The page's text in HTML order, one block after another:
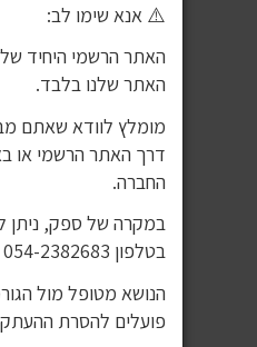
⚠️ אנא שימו לב:
האתר הרשמי היחיד
האתר שלנו בלבד.
מומלץ לוודא שאתם
דרך האתר הרשמי או
החברה.
במקרה של ספק, ניתן
בטלפון 054-2382683 לפני ביצוע הזמנה.
הנושא מטופל מול
פועלים להסרת